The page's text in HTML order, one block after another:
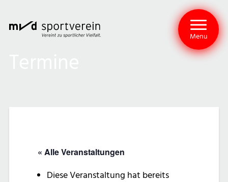
Menu
« Alle Veranstaltungen
Diese Veranstaltung hat bereits